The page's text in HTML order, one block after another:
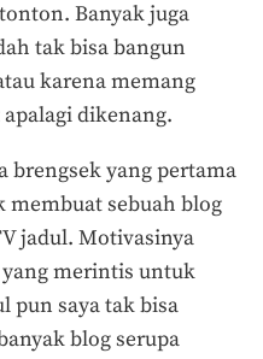
Banyak juga
tak bisa bangun
karena memang
dikenang.
brengsek yang pertama
sebuah blog
jadul. Motivasinya
merintis untuk
pun saya tak bisa
blog serupa